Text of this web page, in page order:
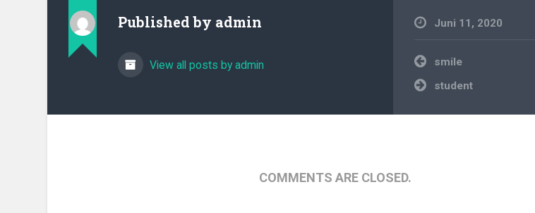
Published by admin
View all posts by admin
Juni 11, 2020
Beitragsnavigation
smile
student
COMMENTS ARE CLOSED.